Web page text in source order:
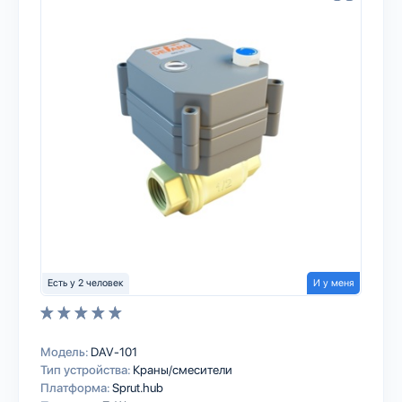
Есть у 2 человек И у меня
Модель: DAV-101
Тип устройства: Краны/смесители
Платформа:Sprut.hub